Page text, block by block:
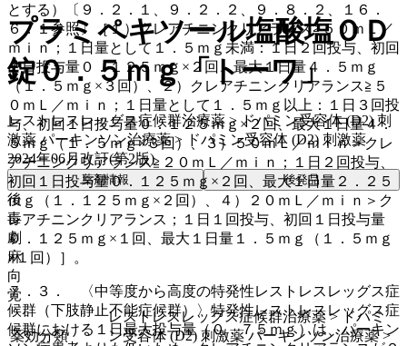
とする）〔９．２．１、９．２．２、９．８．２、１６．
６．１参照〕［１）クレアチニンクリアランス≧５０ｍＬ／
ｍｉｎ；１日量として１．５ｍｇ未満：１日２回投与、初回
１日投与量０．１２５ｍｇ×２回、最大１日量４．５ｍｇ
（１．５ｍｇ×３回）、２）クレアチニンクリアランス≧５
０ｍＬ／ｍｉｎ；１日量として１．５ｍｇ以上：１日３回投
与、初回１日投与量０．１２５ｍｇ×２回、最大１日量４．
５ｍｇ（１．５ｍｇ×３回）、３）５０ｍＬ／ｍｉｎ＞クレ
アチニンクリアランス≧２０ｍＬ／ｍｉｎ；１日２回投与、
初回１日投与量０．１２５ｍｇ×２回、最大１日量２．２５
ｍｇ（１．１２５ｍｇ×２回）、４）２０ｍＬ／ｍｉｎ＞ク
レアチニンクリアランス；１日１回投与、初回１日投与量
０．１２５ｍｇ×１回、最大１日量１．５ｍｇ（１．５ｍｇ
×１回）］。
７．３． 〈中等度から高度の特発性レストレスレッグス症
候群（下肢静止不能症候群）〉特発性レストレスレッグス症
候群における１日最大投与量（０．７５ｍｇ）は、パーキン
プラミペキソール塩酸塩ＯＤ
錠０．５ｍｇ「トーワ」
レストレスレッグス症候群治療薬 > ドパミン受容体 (D2) 刺
激薬 パーキンソン治療薬 > ドパミン受容体 (D2) 刺激薬
2024年06月改訂(第2版)
薬剤情報 後発品
後
毒
劇
麻
向
覚
薬効分類
レストレスレッグス症候群治療薬 > ドパミ
ン受容体 (D2) 刺激薬 パーキンソン治療薬 >